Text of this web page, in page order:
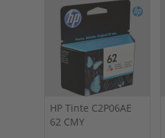
HP Tinte C2P06AE
62 CMY